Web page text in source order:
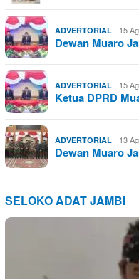
ADVERTORIAL 15
Dewan Muaro
ADVERTORIAL 15
Ketua DPRD
ADVERTORIAL 13
Dewan Muaro
SELOKO ADAT JAMBI